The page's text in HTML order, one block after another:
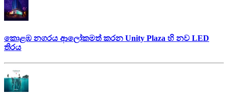
කොළඹ නගරය ආලෝකමත් කරන Unity Plaza හි නව LED
තිරය